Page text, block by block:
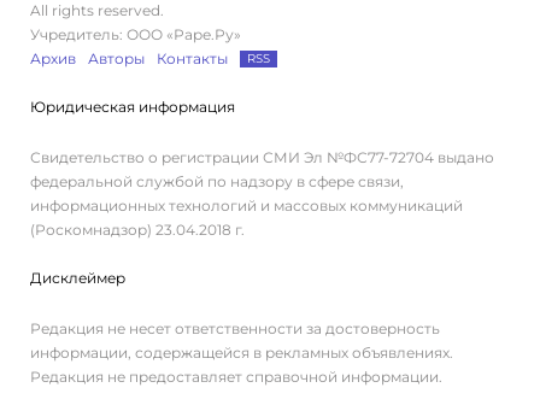
All rights reserved.
Учредитель: ООО «Раре.Ру»
Архив
Авторы Контакты RSS
Юридическая информация
Свидетельство о регистрации СМИ Эл №ФС77-72704 выдано
федеральной службой по надзору в сфере связи,
информационных технологий и массовых коммуникаций
(Роскомнадзор) 23.04.2018 г.
Дисклеймер
Редакция не несет ответственности за достоверность
информации, содержащейся в рекламных объявлениях.
Редакция не предоставляет справочной информации.